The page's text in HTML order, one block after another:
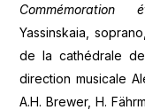
Commémoration
Yassinskaia,
de la cathédrale de
direction musicale
A.H. Brewer, H.